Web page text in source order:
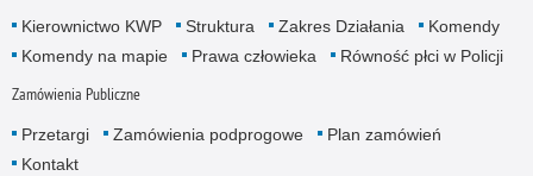
Kierownictwo KWP Struktura Zakres Działania
Komendy
Komendy na mapie
Prawa człowieka Równość płci w Policji
Zamówienia Publiczne
Przetargi Zamówienia podprogowe
Plan zamówień
Kontakt